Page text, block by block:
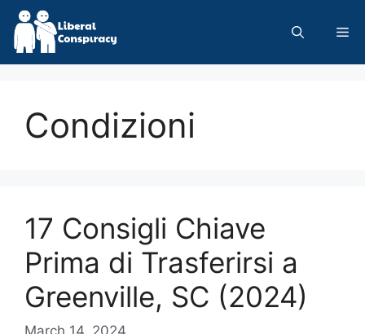
Skip
content
Condizioni
17 Consigli Chiave
Prima di Trasferirsi a
Greenville, SC (2024)
March 14, 2024